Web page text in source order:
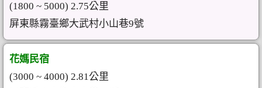
(1800 ~ 5000) 2.75公里
屏東縣霧臺鄉大武村小山巷9號
花媽民宿
(3000 ~ 4000) 2.81公里